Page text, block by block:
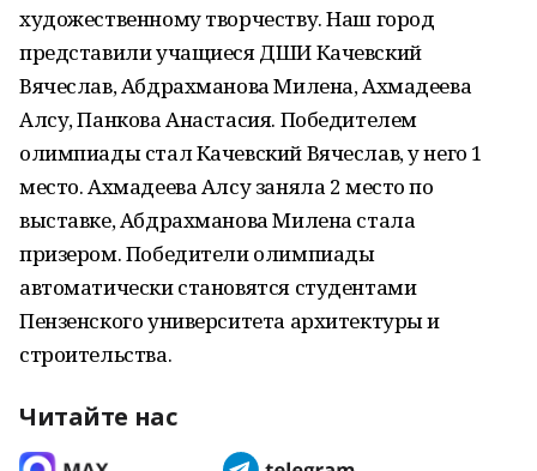
художественному творчеству. Наш город
представили учащиеся ДШИ Качевский
Вячеслав, Абдрахманова Милена, Ахмадеева
Алсу, Панкова Анастасия. Победителем
олимпиады стал Качевский Вячеслав, у него 1
место. Ахмадеева Алсу заняла 2 место по
выставке, Абдрахманова Милена стала
призером. Победители олимпиады
автоматически становятся студентами
Пензенского университета архитектуры и
строительства.
Читайте нас